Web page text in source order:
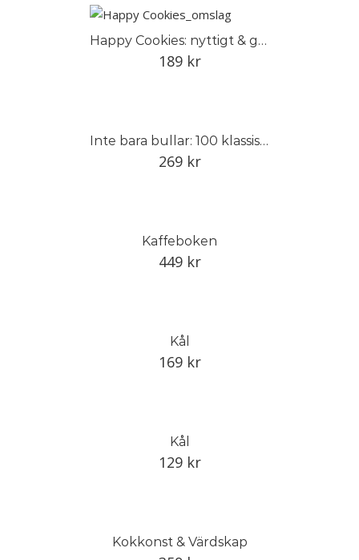
Happy Cookies: nyttigt & gott
189 kr
Inte bara bullar: 100 klassiska bakverk och kakor från förr
269 kr
Kaffeboken
449 kr
Kål
169 kr
Kål
129 kr
Kokkonst & Värdskap